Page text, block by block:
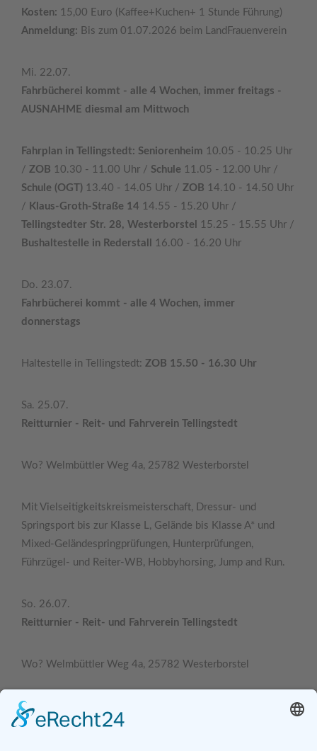
Kosten: 15,00 Euro (Kaffee+Kuchen+ 1 Stunde Führung)
Anmeldung: Bis zum 01.07.2026 beim LandFrauenverein
Mi. 22.07.
Fahrbücherei kommt - alle 4 Wochen, immer freitags -
AUSNAHME diesmal am Mittwoch
Fahrplan in Tellingstedt: Seniorenheim 10.05 - 10.25 Uhr
/ ZOB 10.30 - 11.00 Uhr / Schule 11.05 - 12.00 Uhr /
Schule (OGT) 13.40 - 14.05 Uhr / ZOB 14.10 - 14.50 Uhr
/ Klaus-Groth-Straße 14 14.55 - 15.20 Uhr /
Tellingstedter Str. 28, Westerborstel
15.25 - 15.55 Uhr /
Bushaltestelle in Rederstall
16.00 - 16.20 Uhr
Do. 23.07.
Fahrbücherei kommt - alle 4 Wochen, immer
donnerstags
Haltestelle in Tellingstedt: ZOB 15.50 - 16.30 Uhr
Sa. 25.07.
Reitturnier - Reit- und Fahrverein Tellingstedt
Wo? Welmbüttler Weg 4a, 25782 Westerborstel
Mit Vielseitigkeitskreismeisterschaft, Dressur- und
Springsport bis zur Klasse L, Gelände bis Klasse A* und
Mixed-Geländespringprüfungen, Hunterprüfungen,
Führzügel- und Reiter-WB, Hobbyhorsing, Jump and Run.
So. 26.07.
Reitturnier - Reit- und Fahrverein Tellingstedt
Wo? Welmbüttler Weg 4a, 25782 Westerborstel
Mit Vielseitigkeitskreismeisterschaft, Dressur- und
Springsport bis zur Klasse L, Gelände bis Klasse A* und